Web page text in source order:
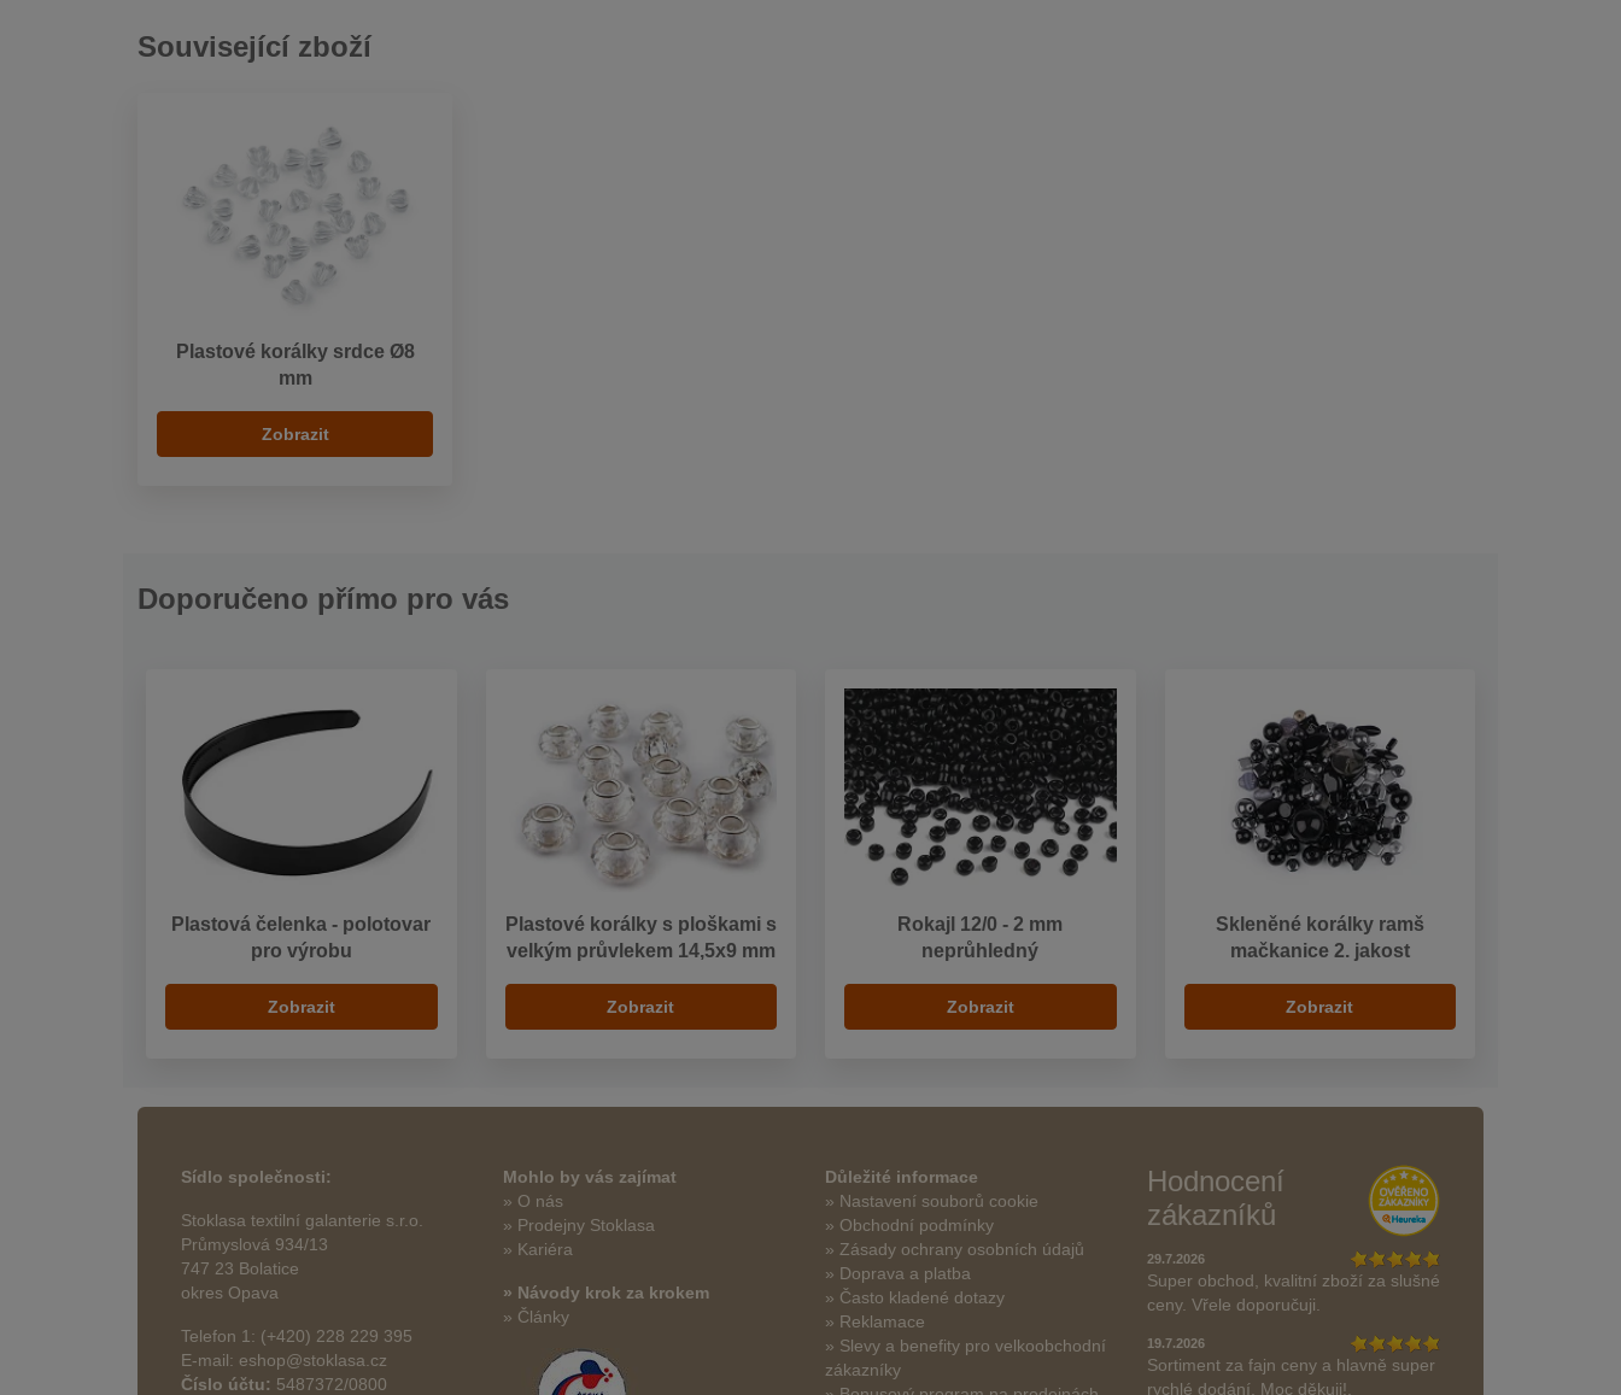
Související zboží
Plastové korálky srdce Ø8
mm
Zobrazit
Doporučeno přímo pro vás
Plastová čelenka - polotovar
pro výrobu
Zobrazit
Plastové korálky s ploškami s
velkým průvlekem 14,5x9 mm
Zobrazit
Rokajl 12/0 - 2 mm
neprůhledný
Zobrazit
Skleněné korálky ramš
mačkanice 2. jakost
Zobrazit
Sídlo společnosti:
Stoklasa textilní galanterie s.r.o.
Průmyslová 934/13
747 23 Bolatice
okres Opava
Telefon 1: (+420) 228 229 395
E-mail: eshop@stoklasa.cz
Číslo účtu: 5487372/0800
Mohlo by vás zajímat
» O nás
» Prodejny Stoklasa
» Kariéra
» Návody krok za krokem
» Články
Důležité informace
» Nastavení souborů cookie
» Obchodní podmínky
» Zásady ochrany osobních údajů
» Doprava a platba
» Často kladené dotazy
» Reklamace
» Slevy a benefity pro velkoobchodní
zákazníky
Hodnocení
zákazníků
29.7.2026
Super obchod, kvalitní zboží za slušné
ceny. Vřele doporučuji.
19.7.2026
Sortiment za fajn ceny a hlavně super
rychlé dodání. Moc děkuji!.